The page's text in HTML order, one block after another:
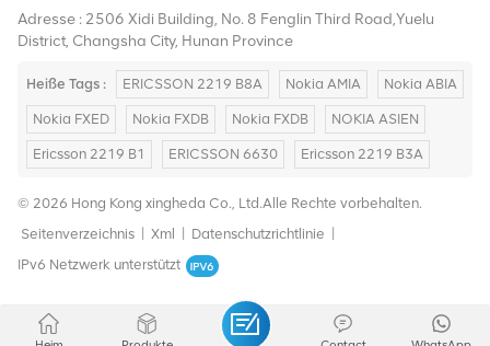
Adresse : 2506 Xidi Building, No. 8 Fenglin Third Road,Yuelu
District, Changsha City, Hunan Province
Heiße Tags : ERICSSON 2219 B8A Nokia AMIA Nokia ABIA
Nokia FXED Nokia FXDB Nokia FXDB NOKIA ASIEN
Ericsson 2219 B1 ERICSSON 6630 Ericsson 2219 B3A
© 2026 Hong Kong xingheda Co., Ltd.Alle Rechte vorbehalten.
Seitenverzeichnis
Xml Datenschutzrichtlinie
IPv6 Netzwerk unterstützt